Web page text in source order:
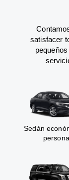
satisfacer
Sedán